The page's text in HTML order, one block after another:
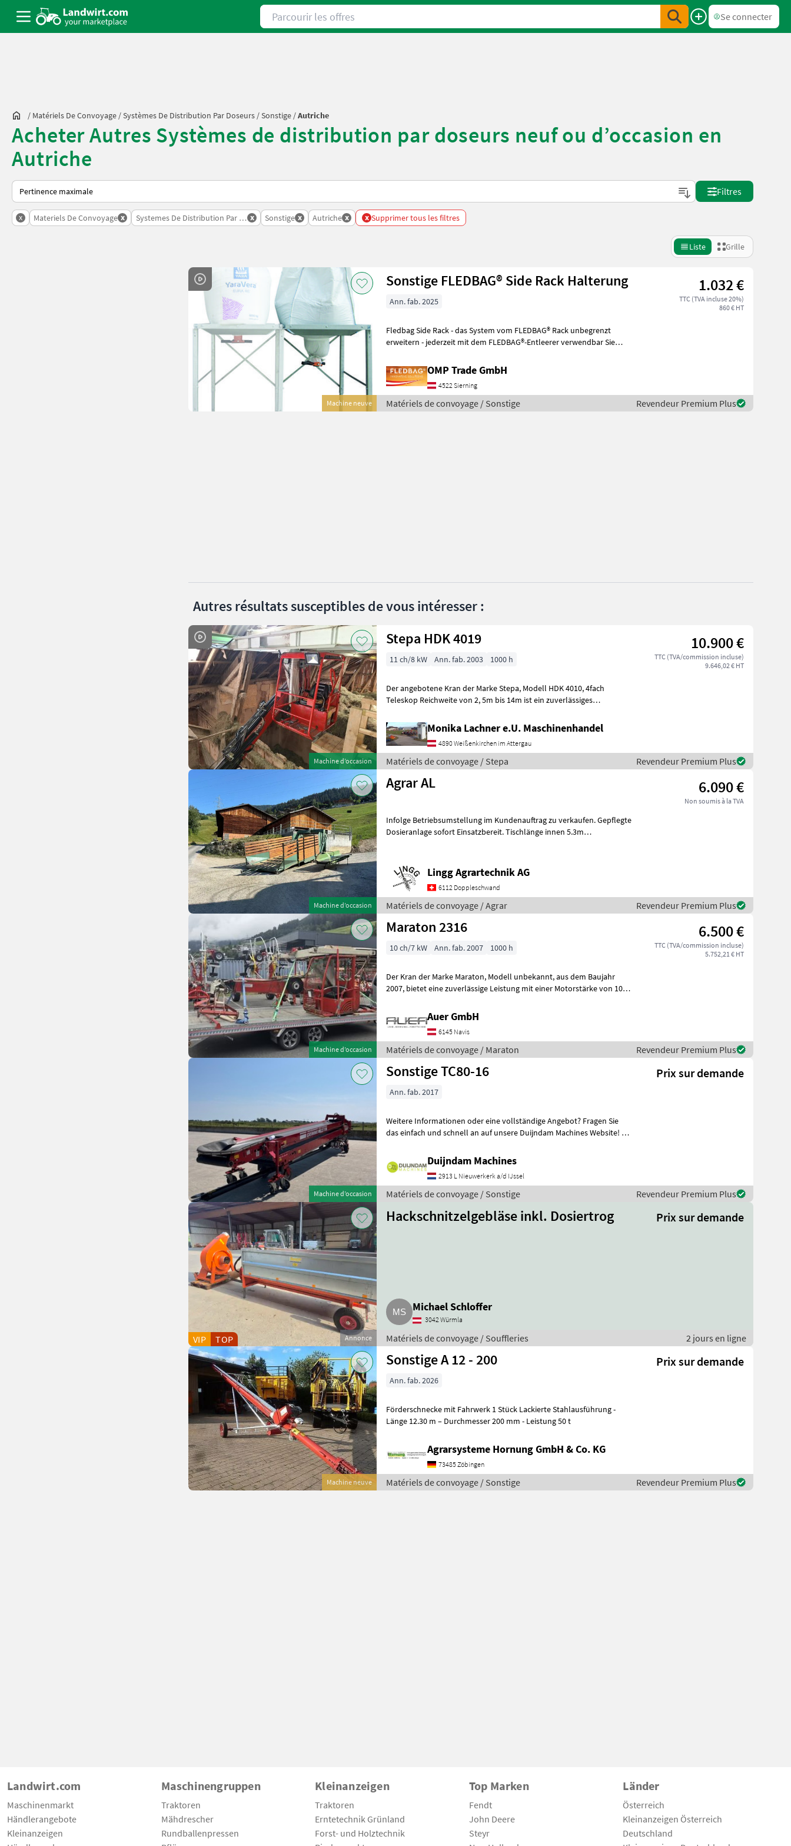
Parcourir les offres
Se connecter
/ Matériels De Convoyage /Systèmes De Distribution Par Doseurs /Sonstige /Autriche
Acheter Autres Systèmes de distribution par doseurs neuf ou d’occasion en
Autriche
Voici comment les annonces sont triées sur Landwirt.com
Filtres
x Materiels De Convoyage x Systemes De Distribution Par Doseurs
x Sonstige x Autriche x x Supprimer tous les filtres
Liste Grille
Machine neuve
Sonstige FLEDBAG® Side Rack Halterung 1.032 €
TTC (TVA incluse 20%)
860 € HT
Ann. fab. 2025
Fledbag Side Rack - das System vom FLEDBAG® Rack unbegrenzt
erweitern - jederzeit mit dem FLEDBAG®-Entleerer verwendbar Sie
OMP Trade GmbH
4522 Sierning
Matériels de convoyage / Sonstige Revendeur Premium Plus
Autres résultats susceptibles de vous intéresser :
Machine d’occasion
Stepa HDK 4019 10.900 €
TTC (TVA/commission incluse)
9.646,02 € HT
11 ch/8 kW Ann. fab. 2003 1000 h
Der angebotene Kran der Marke Stepa, Modell HDK 4010, 4fach
Teleskop Reichweite von 2, 5m bis 14m ist ein zuverlässiges
Monika Lachner e.U. Maschinenhandel
4890 Weißenkirchen im Attergau
Matériels de convoyage / Stepa Revendeur Premium Plus
Machine d’occasion
Agrar AL 6.090 €
Non soumis à la TVA
Infolge Betriebsumstellung im Kundenauftrag zu verkaufen. Gepflegte
Dosieranlage sofort Einsatzbereit. Tischlänge innen 5.3m
Lingg Agrartechnik AG
6112 Doppleschwand
Matériels de convoyage / Agrar Revendeur Premium Plus
Machine d’occasion
Maraton 2316 6.500 €
TTC (TVA/commission incluse)
5.752,21 € HT
10 ch/7 kW Ann. fab. 2007 1000 h
Der Kran der Marke Maraton, Modell unbekannt, aus dem Baujahr
2007, bietet eine zuverlässige Leistung mit einer Motorstärke von 10
Auer GmbH
6145 Navis
Matériels de convoyage / Maraton Revendeur Premium Plus
Machine d’occasion
Sonstige TC80-16 Prix sur demande
Ann. fab. 2017
Weitere Informationen oder eine vollständige Angebot? Fragen Sie
das einfach und schnell an auf unsere Duijndam Machines Website! Sie
Duijndam Machines
2913 L Nieuwerkerk a/d IJssel
Matériels de convoyage / Sonstige Revendeur Premium Plus
Annonce
VIP TOP
Hackschnitzelgebläse inkl. Dosiertrog Prix sur demande
Michael Schloffer
3042 Würmla
Matériels de convoyage / Souffleries 2 jours en ligne
Machine neuve
Sonstige A 12 - 200 Prix sur demande
Ann. fab. 2026
Förderschnecke mit Fahrwerk 1 Stück Lackierte Stahlausführung -
Länge 12.30 m – Durchmesser 200 mm - Leistung 50 t
Agrarsysteme Hornung GmbH & Co. KG
73485 Zöbingen
Matériels de convoyage / Sonstige Revendeur Premium Plus
Landwirt.com
Maschinenmarkt
Händlerangebote
Kleinanzeigen
Maschinengruppen
Traktoren
Mähdrescher
Rundballenpressen
Kleinanzeigen
Traktoren
Erntetechnik Grünland
Forst- und Holztechnik
Top Marken
Fendt
John Deere
Steyr
Länder
Österreich
Kleinanzeigen Österreich
Deutschland